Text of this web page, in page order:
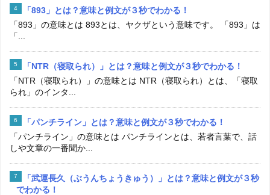
「893」とは？意味と例文が３秒でわかる！
「893」の意味とは 893とは、ヤクザという意味です。 「893」は
「...
「NTR（寝取られ）」とは？意味と例文が３秒でわかる！
「NTR（寝取られ）」の意味とは NTR（寝取られ）とは、「寝取
られ」のインタ...
「パンチライン」とは？意味と例文が３秒でわかる！
「パンチライン」の意味とは パンチラインとは、若者言葉で、話
しや文章の一番聞か...
「武運長久（ぶうんちょうきゅう）」とは？意味と例文が３秒
でわかる！